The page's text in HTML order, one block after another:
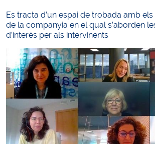
Es tracta d’un espai de trobada amb
de la companyia en el qual s’aborden
d’interès per als intervinents